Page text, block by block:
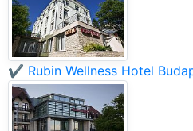
✔️ Rubin Wellness Hotel